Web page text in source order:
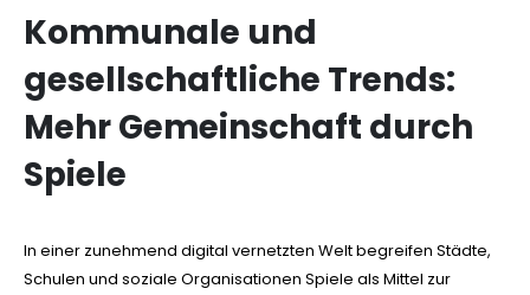
Kommunale und
gesellschaftliche Trends:
Mehr Gemeinschaft durch
Spiele
In einer zunehmend digital vernetzten Welt begreifen Städte,
Schulen und soziale Organisationen Spiele als Mittel zur